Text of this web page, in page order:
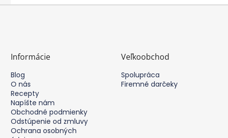
Informácie
Blog
O nás
Recepty
Napíšte nám
Obchodné podmienky
Odstúpenie od zmluvy
Ochrana osobných
Veľkoobchod
Spolupráca
Firemné darčeky